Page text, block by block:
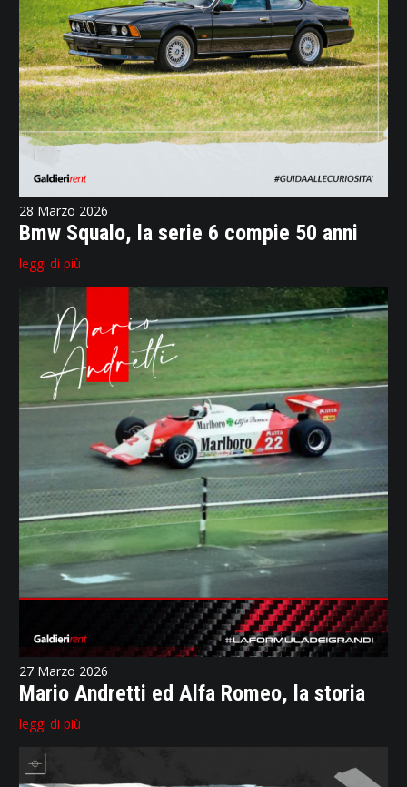
28 Marzo 2026
Bmw Squalo, la serie 6 compie 50 anni
leggi di più
27 Marzo 2026
Mario Andretti ed Alfa Romeo, la storia
leggi di più